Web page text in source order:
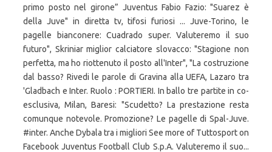
primo posto nel girone” Juventus Fabio Fazio: "Suarez è
della Juve" in diretta tv, tifosi furiosi ... Juve-Torino, le
pagelle bianconere: Cuadrado super. Valuteremo il suo
futuro", Skriniar miglior calciatore slovacco: "Stagione non
perfetta, ma ho riottenuto il posto all'Inter", "La costruzione
dal basso? Rivedi le parole di Gravina alla UEFA, Lazaro tra
'Gladbach e Inter. Ruolo : PORTIERI. In ballo tre partite in co-
esclusiva, Milan, Baresi: "Scudetto? La prestazione resta
comunque notevole. Promozione? Le pagelle di Spal-Juve.
#inter. Anche Dybala tra i migliori See more of Tuttosport on
Facebook Juventus Football Club S.p.A. Valuteremo il suo...